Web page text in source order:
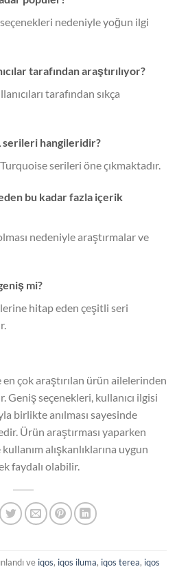
nedeniyle yoğun ilgi
tarafından araştırılıyor?
tarafından sıkça
serileri hangileridir?
serileri öne çıkmaktadır.
bu kadar fazla içerik
nedeniyle araştırmalar ve
mi?
hitap eden çeşitli seri
çok araştırılan ürün ailelerinden
Geniş seçenekleri, kullanıcı ilgisi
birlikte anılması sayesinde
Ürün araştırması yaparken
alışkanlıklarına uygun
faydalı olabilir.
ve iqos, iqos iluma, iqos terea, iqos